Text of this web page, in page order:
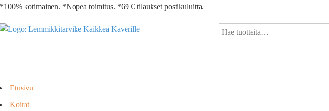
*100% kotimainen. *Nopea toimitus. *69 € tilaukset postikuluitta.
Etusivu
Koirat